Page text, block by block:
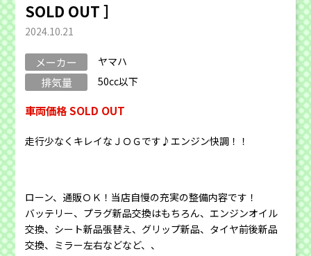
SOLD OUT ］
2024.10.21
メーカー ヤマハ
排気量 50cc以下
車両価格 SOLD OUT
走行少なくキレイなＪＯＧです♪エンジン快調！！
ローン、通販ＯＫ！当店自慢の充実の整備内容です！
バッテリー、プラグ新品交換はもちろん、エンジンオイル
交換、シート新品張替え、グリップ新品、タイヤ前後新品
交換、ミラー左右などなど、、